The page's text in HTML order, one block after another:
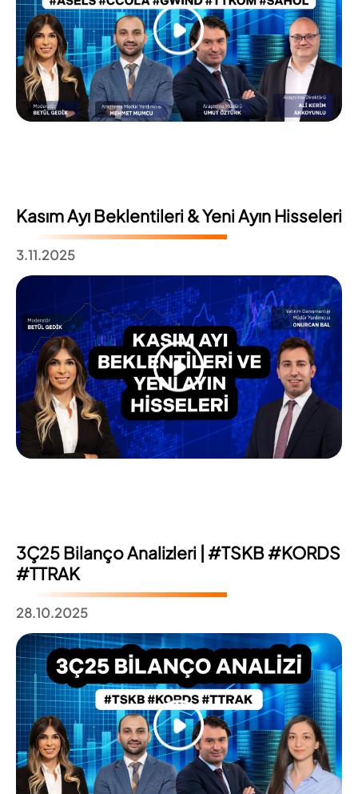
Kasım Ayı Beklentileri & Yeni Ayın Hisseleri
3.11.2025
3Ç25 Bilanço Analizleri | #TSKB #KORDS
#TTRAK
28.10.2025